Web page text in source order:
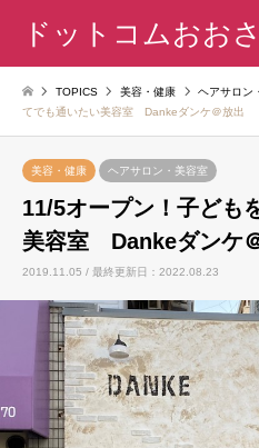
ドットコムおお
TOPICS 美容・健康 ヘアサロン
てでも通いたい美容室 Dankeダンケ＠放出
美容・健康 ヘアサロン・美容室
11/5オープン！子ども
美容室 Dankeダンケ
2019.11.05 / 最終更新日：2022.08.23